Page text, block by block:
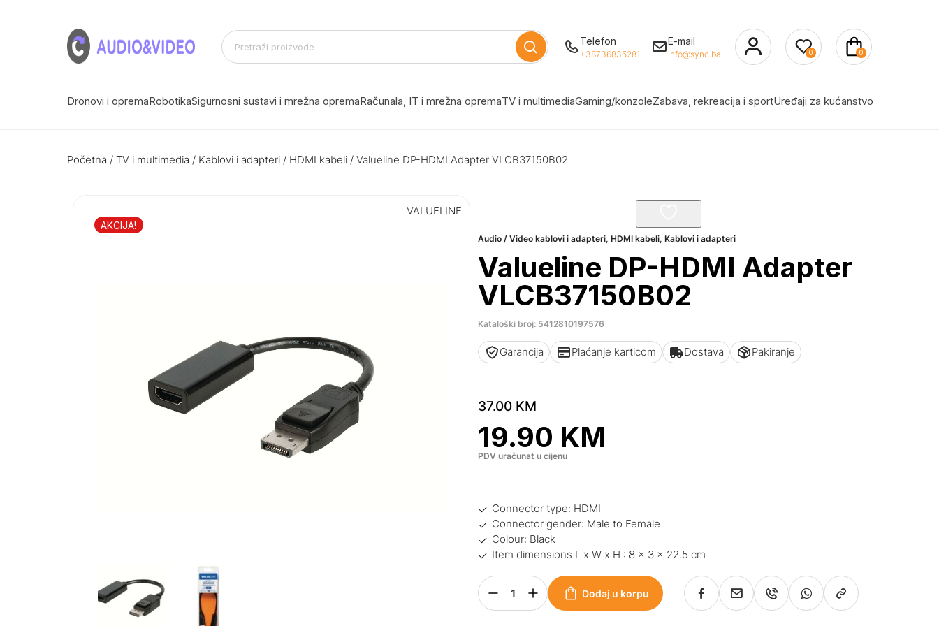
Telefon
+38736835281
E-mail
info@sync.ba 0 0
Dronovi i opremaRobotikaSigurnosni sustavi i mrežna opremaRačunala, IT i mrežna opremaTV i multimediaGaming/konzoleZabava, rekreacija i sportUređaji za kućanstvo
Početna / TV i multimedia / Kablovi i adapteri / HDMI kabeli / Valueline DP-HDMI Adapter VLCB37150B02
VALUELINE
AKCIJA!
Audio / Video kablovi i adapteri,HDMI kabeli,Kablovi i adapteri
Valueline DP-HDMI Adapter
VLCB37150B02
Kataloški broj: 5412810197576
Garancija Plaćanje karticom Dostava Pakiranje
37.00KM
19.90 KM
PDV uračunat u cijenu
Connector type: HDMI
Connector gender: Male to Female
Colour: Black
Item dimensions L x W x H : 8 x 3 x 22.5 cm
Dodaj u korpu